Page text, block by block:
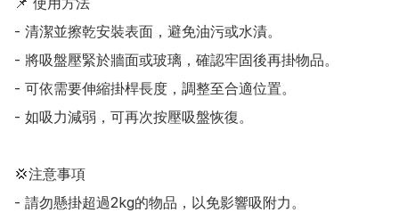
- 清潔並擦乾安裝表面，避免油污或水漬。
- 將吸盤壓緊於牆面或玻璃，確認牢固後再掛物品。
- 可依需要伸縮掛桿長度，調整至合適位置。
- 如吸力減弱，可再次按壓吸盤恢復。
💢注意事項
- 請勿懸掛超過2kg的物品，以免影響吸附力。